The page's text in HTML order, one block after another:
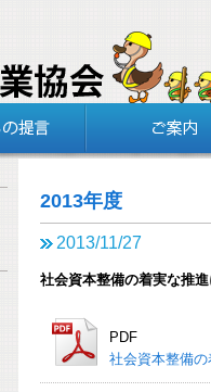
2013年度
2013/11/27
社会資本整備の着実な推
PDF
社会資本整備